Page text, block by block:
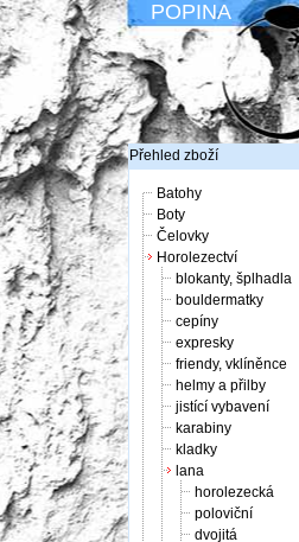
POPINA
Přehled zboží
Batohy
Boty
Čelovky
Horolezectví
blokanty, šplhadla
bouldermatky
cepíny
expresky
friendy, vklíněnce
helmy a přilby
jistící vybavení
karabiny
kladky
lana
horolezecká
poloviční
dvojitá